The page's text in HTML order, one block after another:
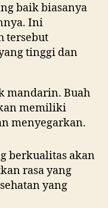
baik biasanya
Ini
tersebut
tinggi dan
mandarin. Buah
memiliki
menyegarkan.
berkualitas akan
rasa yang
yang